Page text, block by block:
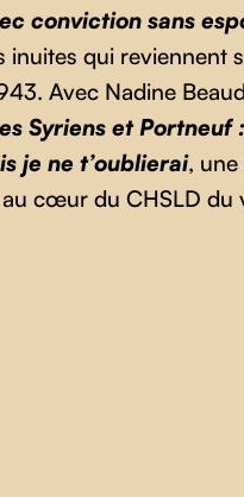
conviction sans
qui reviennent
Avec Nadine
Syriens et Portneuf
je ne t’oublierai,
cœur du CHSLD du